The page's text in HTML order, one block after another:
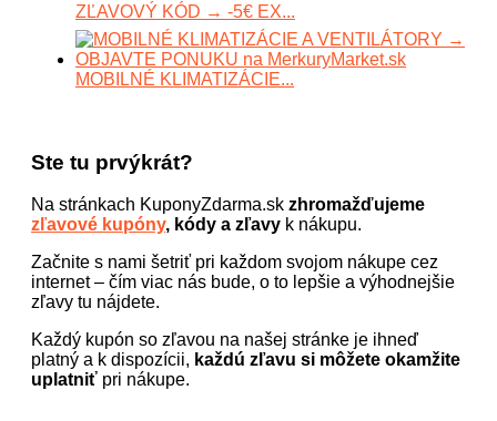
ZĽAVOVÝ KÓD → -5€ EX...
MOBILNÉ KLIMATIZÁCIE...
Ste tu prvýkrát?
Na stránkach KuponyZdarma.sk zhromažďujeme
zľavové kupóny, kódy a zľavy k nákupu.
Začnite s nami šetriť pri každom svojom nákupe cez
internet – čím viac nás bude, o to lepšie a výhodnejšie
zľavy tu nájdete.
Každý kupón so zľavou na našej stránke je ihneď
platný a k dispozícii, každú zľavu si môžete okamžite
uplatniť pri nákupe.